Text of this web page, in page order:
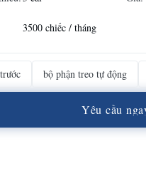
3500 chiếc / tháng
bộ phận treo tự động
Yêu cầu nga